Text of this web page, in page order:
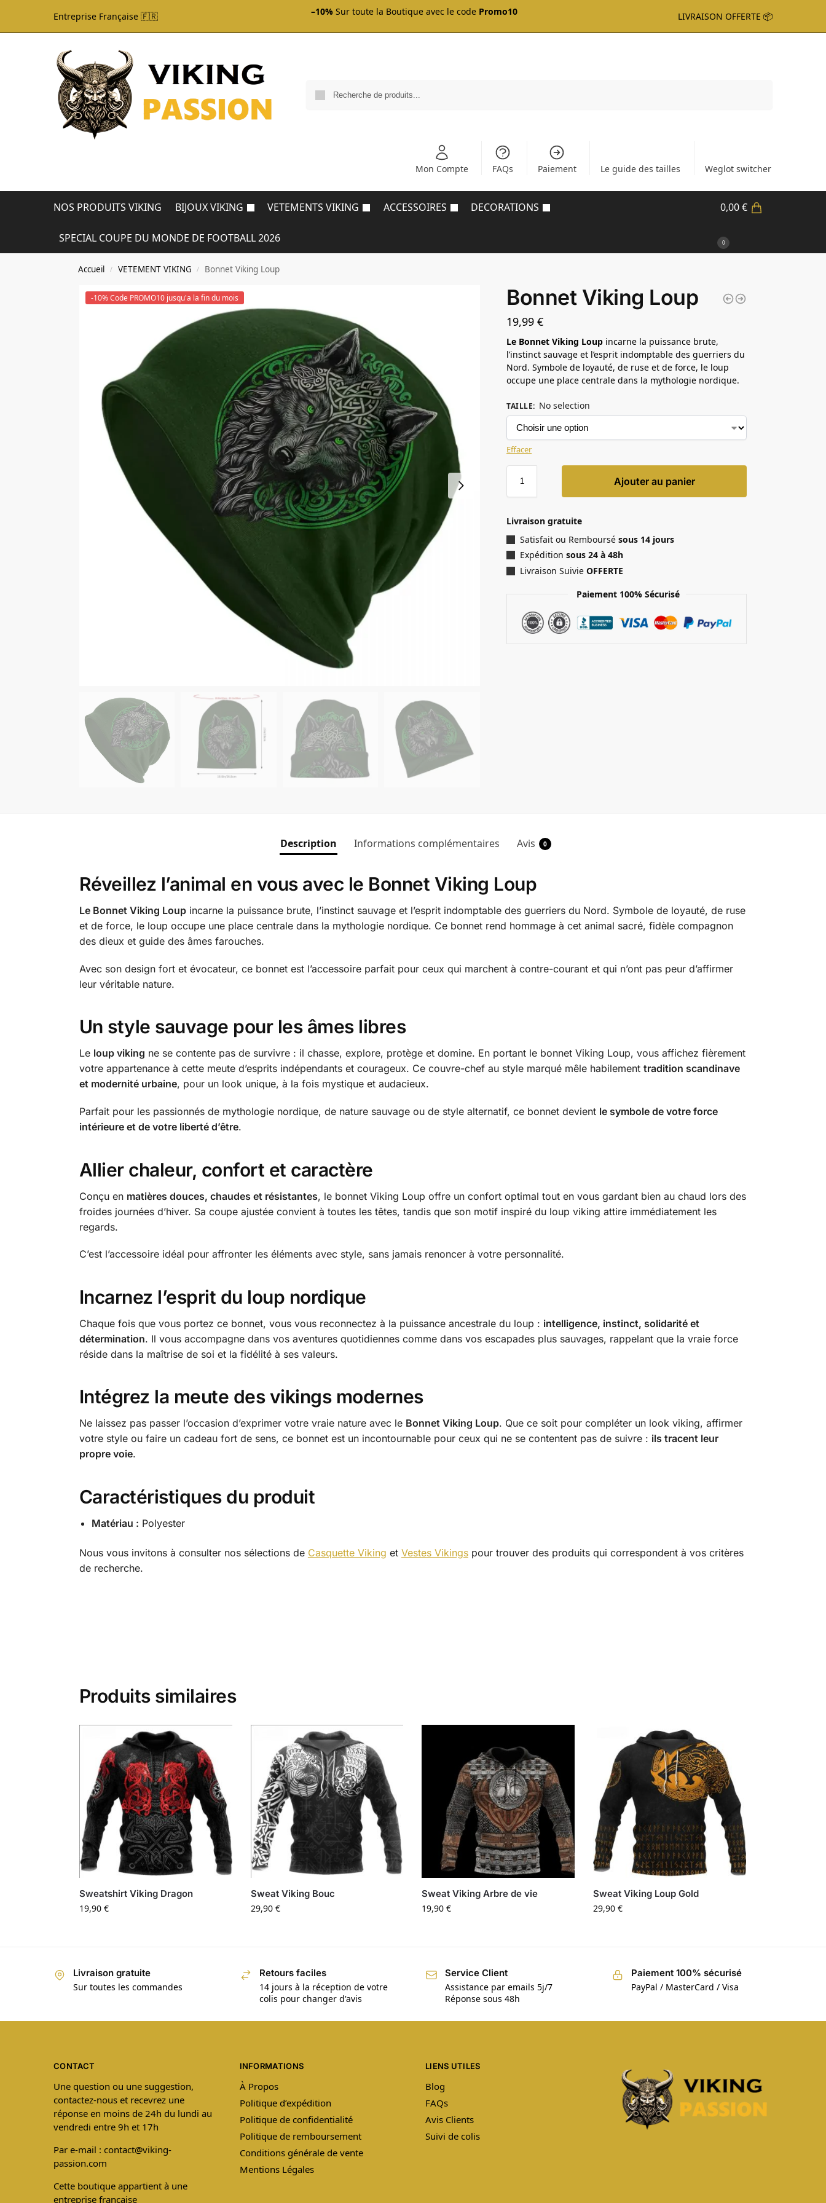
Entreprise Française 🇫🇷 –10% Sur toute la Boutique avec le code Promo10 LIVRAISON OFFERTE 📦
Mon Compte FAQs Paiement Le guide des tailles Weglot switcher
NOS PRODUITS VIKING BIJOUX VIKING VETEMENTS VIKING ACCESSOIRES DECORATIONS
SPECIAL COUPE DU MONDE DE FOOTBALL 2026
0,00€
0
Accueil / VETEMENT VIKING / Bonnet Viking Loup
-10% Code PROMO10 jusqu'a la fin du mois Bonnet Viking Loup
19,99€
Le Bonnet Viking Loup incarne la puissance brute,
l’instinct sauvage et l’esprit indomptable des guerriers du
Nord. Symbole de loyauté, de ruse et de force, le loup
occupe une place centrale dans la mythologie nordique.
TAILLE: No selection
Effacer
Ajouter au panier
Livraison gratuite
Satisfait ou Remboursésous 14 jours
Expédition sous 24 à 48h
Livraison SuivieOFFERTE
Paiement 100% Sécurisé
Description Informations complémentaires Avis 0
Réveillez l’animal en vous avec le Bonnet Viking Loup
Le Bonnet Viking Loupincarne la puissance brute, l’instinct sauvage et l’esprit indomptable des guerriers du Nord. Symbole de loyauté, de ruse
et de force, le loup occupe une place centrale dans la mythologie nordique. Ce bonnet rend hommage à cet animal sacré, fidèle compagnon
des dieux et guide des âmes farouches.
Avec son design fort et évocateur, ce bonnet est l’accessoire parfait pour ceux qui marchent à contre-courant et qui n’ont pas peur d’affirmer
leur véritable nature.
Un style sauvage pour les âmes libres
Le loup viking ne se contente pas de survivre : il chasse, explore, protège et domine. En portant le bonnet Viking Loup, vous affichez fièrement
votre appartenance à cette meute d’esprits indépendants et courageux. Ce couvre-chef au style marqué mêle habilement tradition scandinave
et modernité urbaine, pour un look unique, à la fois mystique et audacieux.
Parfait pour les passionnés de mythologie nordique, de nature sauvage ou de style alternatif, ce bonnet devient le symbole de votre force
intérieure et de votre liberté d’être.
Allier chaleur, confort et caractère
Conçu en matières douces, chaudes et résistantes, le bonnet Viking Loup offre un confort optimal tout en vous gardant bien au chaud lors des
froides journées d’hiver. Sa coupe ajustée convient à toutes les têtes, tandis que son motif inspiré du loup viking attire immédiatement les
regards.
C’est l’accessoire idéal pour affronter les éléments avec style, sans jamais renoncer à votre personnalité.
Incarnez l’esprit du loup nordique
Chaque fois que vous portez ce bonnet, vous vous reconnectez à la puissance ancestrale du loup : intelligence, instinct, solidarité et
détermination. Il vous accompagne dans vos aventures quotidiennes comme dans vos escapades plus sauvages, rappelant que la vraie force
réside dans la maîtrise de soi et la fidélité à ses valeurs.
Intégrez la meute des vikings modernes
Ne laissez pas passer l’occasion d’exprimer votre vraie nature avec le Bonnet Viking Loup. Que ce soit pour compléter un look viking, affirmer
votre style ou faire un cadeau fort de sens, ce bonnet est un incontournable pour ceux qui ne se contentent pas de suivre : ils tracent leur
propre voie.
Caractéristiques du produit
Matériau : Polyester
Nous vous invitons à consulter nos sélections de Casquette Viking et Vestes Vikingspour trouver des produits qui correspondent à vos critères
de recherche.
Produits similaires
Sweatshirt Viking Dragon
19,90 €
Sweat Viking Bouc
29,90 €
Sweat Viking Arbre de vie
19,90€
Sweat Viking Loup Gold
29,90€
Livraison gratuite
Sur toutes les commandes
Retours faciles
14 jours à la réception de votre
colis pour changer d'avis
Service Client
Assistance par emails 5j/7
Réponse sous 48h
Paiement 100% sécurisé
PayPal / MasterCard / Visa
CONTACT
Une question ou une suggestion,
contactez-nous et recevrez une
réponse en moins de 24h du lundi au
vendredi entre 9h et 17h
Par e-mail : contact@viking-
passion.com
Cette boutique appartient à une
entreprise française
INFORMATIONS
À Propos
Politique d’expédition
Politique de confidentialité
Politique de remboursement
Conditions générale de vente
Mentions Légales
LIENS UTILES
Blog
FAQs
Avis Clients
Suivi de colis